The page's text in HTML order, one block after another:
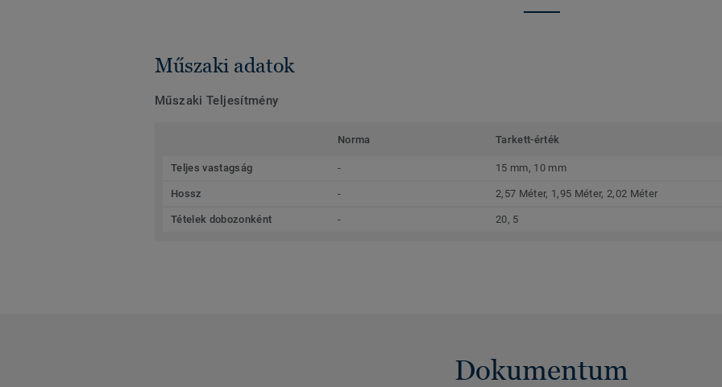
Műszaki adatok
Műszaki Teljesítmény
Norma Tarkett-érték
Teljes vastagság - 15 mm, 10 mm
Hossz - 2,57 Méter, 1,95 Méter, 2,02 Méter
Tételek dobozonként - 20, 5
Dokumentum